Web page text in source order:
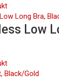
Low